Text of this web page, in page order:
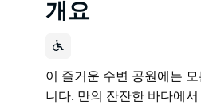
개요
이 즐거운 수변 공원에는
니다. 만의 잔잔한 바다에